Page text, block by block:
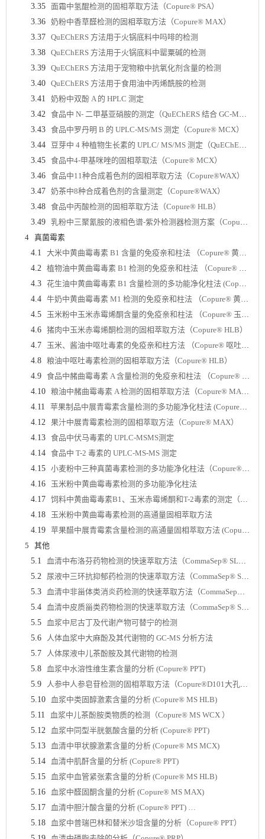
3.35 面霜中氢醌检测的固相萃取方法（Copure® PSA）
3.36 奶粉中香草醛检测的固相萃取方法（Copure® MAX）
3.37 QuEChERS 方法用于火锅底料中吗啡的检测
3.38 QuEChERS 方法用于火锅底料中罂粟碱的检测
3.39 QuEChERS 方法用于宠物粮中抗氧化剂含量的检测
3.40 QuEChERS 方法用于食用油中丙烯酰胺的检测
3.41
奶粉中双酚 A 的 HPLC 测定
3.42 食品中 N- 二甲基亚硝胺的测定（QuEChERS 结合 GC-MS/MS 外标法）
3.43 食品中罗丹明 B 的 UPLC-MS/MS 测定（Copure® MCX）
3.44
豆芽中 4 种植物生长素的 UPLC/ MS/MS 测定（QuEChERS）
3.45 食品中4-甲基咪唑的固相萃取法（Copure® MCX）
3.46 食品中11种合成着色剂的固相萃取方法（Copure®WAX）
3.47 奶茶中8种合成着色剂的含量测定（Copure®WAX）
3.48 食品中丙酸检测的固相萃取方法（Copure® HLB）
3.49 乳粉中三聚氰胺的液相色谱-紫外检测器检测方案（Copure® MCX）
4 真菌霉素
4.1
大米中黄曲霉毒素 B1 含量的免疫亲和柱法 （Copure® 黄曲霉毒素 B1 免疫亲和柱 )
4.2 植物油中黄曲霉毒素 B1 检测的免疫亲和柱法 （Copure® 黄曲霉毒素 B1 免疫亲和柱）
4.3 花生油中黄曲霉毒素 B1 含量检测的多功能净化柱法 (Copure® 226 多功能净化柱 )
4.4 牛奶中黄曲霉毒素 M1 检测的免疫亲和柱法 （Copure® 黄曲霉毒素 M1 免疫亲和柱）
4.5
玉米粉中玉米赤霉烯酮含量的免疫亲和柱法 （Copure® 玉米赤霉烯酮免疫亲和柱）
4.6 猪肉中玉米赤霉烯酮检测的固相萃取方法（Copure® HLB）
4.7
玉米、酱油中呕吐毒素的免疫亲和柱方法 （Copure® 呕吐毒素免疫亲和柱）
4.8 粮油中呕吐毒素检测的固相萃取方法（Copure® HLB）
4.9 食品中赭曲霉毒素 A 含量检测的免疫亲和柱法 （Copure® 赭曲霉毒素 A 免疫亲和柱）
4.10 粮油中赭曲霉毒素 A 检测的固相萃取方法（Copure® MAX）
4.11
苹果制品中展青霉素含量检测的多功能净化柱法 (Copure® 228 多功能净化柱 )
4.12 果汁中展青霉素检测的固相萃取方法（Copure® MAX）
4.13 食品中伏马毒素的 UPLC-MSMS测定
4.14 食品中 T-2 毒素的 UPLC-MS-MS 测定
4.15 小麦粉中三种真菌毒素检测的多功能净化柱法（Copure® 228 多功能净化柱)
4.16
玉米粉中黄曲霉毒素检测的多功能净化柱法
4.17 饲料中黄曲霉毒素B1、玉米赤霉烯酮和T-2毒素的测定（Copure®226多功能净化柱）
4.18
玉米粉中黄曲霉毒素检测的高通量固相萃取方法
4.19 苹果醋中展青霉素含量检测的高通量固相萃取方法 (Copure®228多功能净化板)
5
其他
5.1
血清中布洛芬药物检测的快速萃取方法（CommaSep® SLE）
5.2
尿液中三环抗抑郁药检测的快速萃取方法（CommaSep® SLE）
5.3
血清中非甾体类消炎药检测的快速萃取方法（CommaSep® SLE）
5.4
血清中皮质甾类药物检测的快速萃取方法（CommaSep® SLE）
5.5
血浆中尼古丁及代谢产物可替宁的检测
5.6
人体血浆中大麻酚及其代谢物的 GC-MS 分析方法
5.7
人体尿液中儿茶酚胺及其代谢物的检测
5.8
血浆中水溶性维生素含量的分析 (Copure® PPT)
5.9
人参中人参皂苷检测的固相萃取方法（Copure®D101大孔树脂净化柱）
5.10
血浆中类固醇激素含量的分析 (Copure® MS HLB)
5.11
血浆中儿茶酚胺类物质的检测（Copure® MS WCX ）
5.12
血浆中同型半胱氨酸含量的分析 (Copure® PPT)
5.13
血清中甲状腺激素含量的分析 (Copure® MS MCX)
5.14
血清中肌酐含量的分析 (Copure® PPT)
5.15
血浆中血管紧张素含量的分析 (Copure® MS HLB)
5.16
血浆中醛固酮含量的分析 (Copure® MS MAX)
5.17
血清中胆汁酸含量的分析 (Copure® PPT) …
5.18
血浆中普瑞巴林和替米沙坦含量的分析（Copure® PPT）